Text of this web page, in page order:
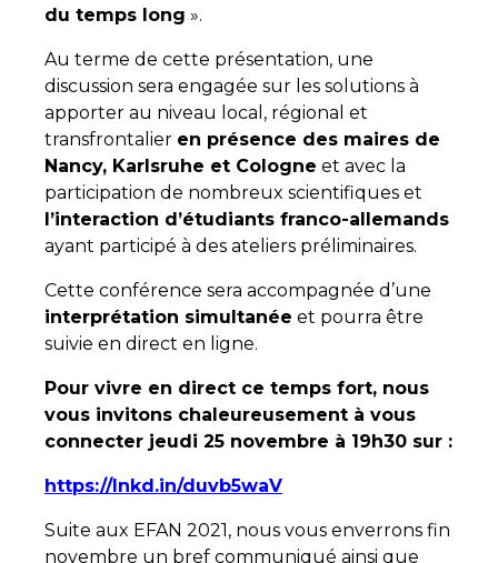
du temps long ».
Au terme de cette présentation, une
discussion sera engagée sur les solutions à
apporter au niveau local, régional et
transfrontalier en présence des maires de
Nancy, Karlsruhe et Cologne et avec la
participation de nombreux scientifiques et
l’interaction d’étudiants franco-allemands
ayant participé à des ateliers préliminaires.
Cette conférence sera accompagnée d’une
interprétation simultanée et pourra être
suivie en direct en ligne.
Pour vivre en direct ce temps fort, nous
vous invitons chaleureusement à vous
connecter jeudi 25 novembre à 19h30 sur :
https://lnkd.in/duvb5waV
Suite aux EFAN 2021, nous vous enverrons fin
novembre un bref communiqué ainsi que